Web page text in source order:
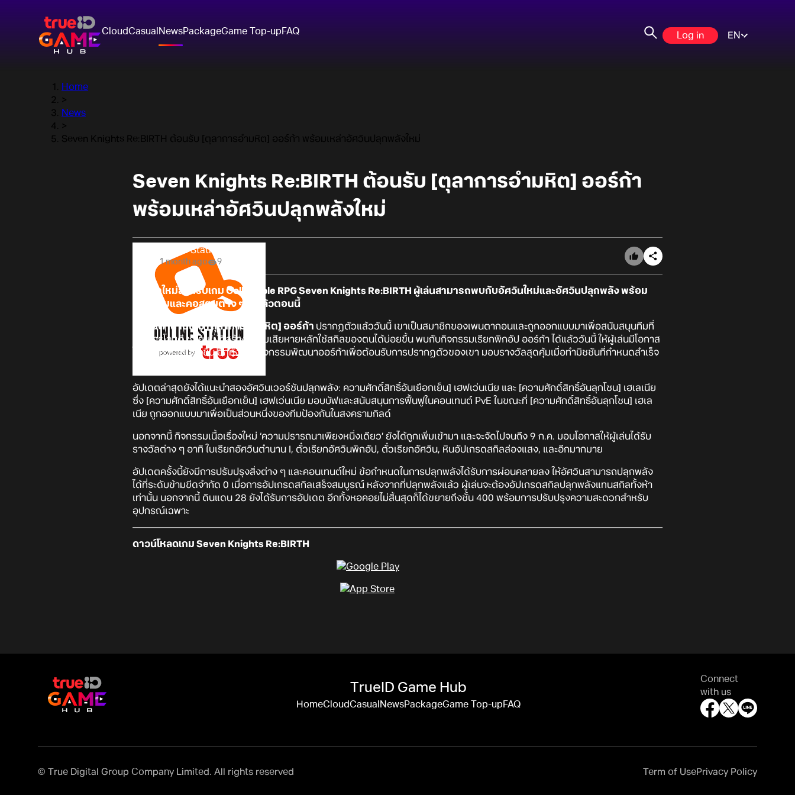
CloudCasual NewsPackageGame Top-upFAQ Log in EN
Home
>
News
>
Seven Knights Re:BIRTH ต้อนรับ [ตุลาการอำมหิต] ออร์ก้า พร้อมเหล่าอัศวินปลุกพลังใหม่
Seven Knights Re:BIRTH ต้อนรับ [ตุลาการอำมหิต] ออร์ก้า
พร้อมเหล่าอัศวินปลุกพลังใหม่
Online Station
1 month ago 9
อัปเดตใหม่สำหรับเกม Collectible RPGSeven Knights Re:BIRTH ผู้เล่นสามารถพบกับอัศวินใหม่และอัศวินปลุกพลัง พร้อม
กิจกรรมและคอสตูมต่าง ๆ ได้แล้วตอนนี้
อัศวินตำนานใหม่ [ตุลาการอำมหิต] ออร์ก้า ปรากฏตัวแล้ววันนี้ เขาเป็นสมาชิกของเพนตากอนและถูกออกแบบมาเพื่อสนับสนุนทีมที่
เน้นการโจมตี ช่วยให้ผู้ที่สร้างความเสียหายหลักใช้สกิลของตนได้บ่อยขึ้น พบกับกิจกรรมเรียกพิกอัป ออร์ก้า ได้แล้ววันนี้ ให้ผู้เล่นมีโอกาส
ได้รับอัศวินใหม่ยิ่งขึ้น อีกทั้งยังมีกิจกรรมพัฒนาออร์ก้าเพื่อต้อนรับการปรากฏตัวของเขา มอบรางวัลสุดคุ้มเมื่อทำมิชชันที่กำหนดสำเร็จ
อัปเดตล่าสุดยังได้แนะนำสองอัศวินเวอร์ชันปลุกพลัง: ความศักดิ์สิทธิ์อันเยือกเย็น] เฮฟเว่นเนีย และ [ความศักดิ์สิทธิ์อันลุกโชน] เฮเลเนีย
ซึ่ง [ความศักดิ์สิทธิ์อันเยือกเย็น] เฮฟเว่นเนีย มอบบัฟและสนับสนุนการฟื้นฟูในคอนเทนต์ PvE ในขณะที่ [ความศักดิ์สิทธิ์อันลุกโชน] เฮเล
เนีย ถูกออกแบบมาเพื่อเป็นส่วนหนึ่งของทีมป้องกันในสงครามกิลด์
นอกจากนี้ กิจกรรมเนื้อเรื่องใหม่ ‘ความปรารถนาเพียงหนึ่งเดียว’ ยังได้ถูกเพิ่มเข้ามา และจะจัดไปจนถึง 9 ก.ค. มอบโอกาสให้ผู้เล่นได้รับ
รางวัลต่าง ๆ อาทิ ใบเรียกอัศวินตำนาน I, ตั๋วเรียกอัศวินพิกอัป, ตั๋วเรียกอัศวิน, หินอัปเกรดสกิลส่องแสง, และอีกมากมาย
อัปเดตครั้งนี้ยังมีการปรับปรุงสิ่งต่าง ๆ และคอนเทนต์ใหม่ ข้อกำหนดในการปลุกพลังได้รับการผ่อนคลายลง ให้อัศวินสามารถปลุกพลัง
ได้ที่ระดับข้ามขีดจำกัด 0 เมื่อการอัปเกรดสกิลเสร็จสมบูรณ์ หลังจากที่ปลุกพลังแล้ว ผู้เล่นจะต้องอัปเกรดสกิลปลุกพลังแทนสกิลทั้งห้า
เท่านั้น นอกจากนี้ ดินแดน 28 ยังได้รับการอัปเดต อีกทั้งหอคอยไม่สิ้นสุดก็ได้ขยายถึงชั้น 400 พร้อมการปรับปรุงความสะดวกสำหรับ
อุปกรณ์เฉพาะ
ดาวน์โหลดเกม Seven Knights Re:BIRTH
TrueID Game Hub
HomeCloudCasual NewsPackageGame Top-upFAQ
Connect
with us
© True Digital Group Company Limited. All rights reserved Term of UsePrivacy Policy